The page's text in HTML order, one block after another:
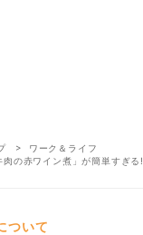
ワーク＆ライフ
の赤ワイン煮」が簡単すぎる!
ついて